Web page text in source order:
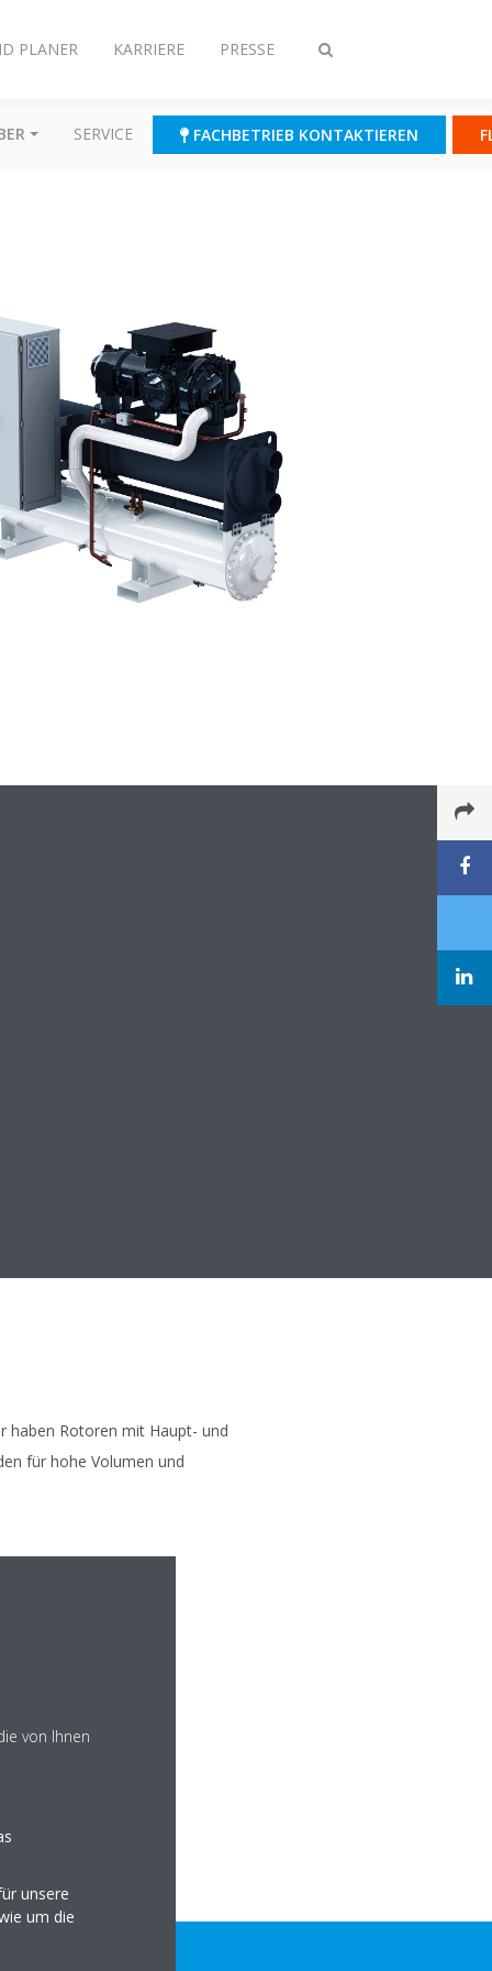
Suche
PLANER KARRIERE PRESSE
SERVICE FACHBETRIEB KONTAKTIEREN
haben Rotoren mit Haupt- und
für hohe Volumen und
von Ihnen
unsere
um die